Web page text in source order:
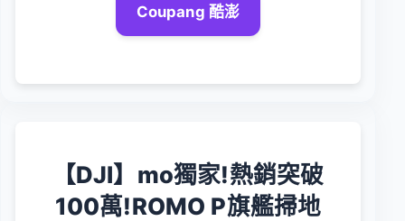
Coupang 酷澎
【DJI】mo獨家!熱銷突破
100萬!ROMO P旗艦掃地